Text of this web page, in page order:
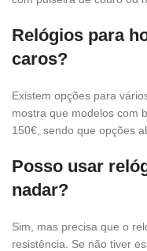
Relógios para
caros?
Existem opções para
mostra que modelos com
150€, sendo que opções
Posso usar
nadar?
Sim, mas precisa que o
resistência. Se não tiver